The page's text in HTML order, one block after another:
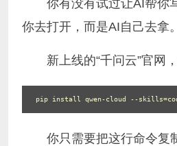
你有没有试过让AI帮你
你去打开，而是AI自己去拿。
新上线的“千问云”官网
你只需要把这行命令复